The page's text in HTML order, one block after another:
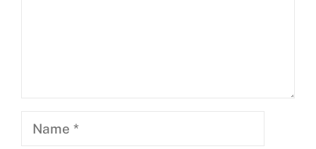
Name